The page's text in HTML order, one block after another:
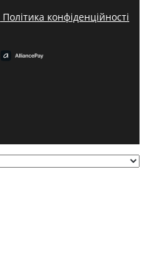
Політика конфіденційності